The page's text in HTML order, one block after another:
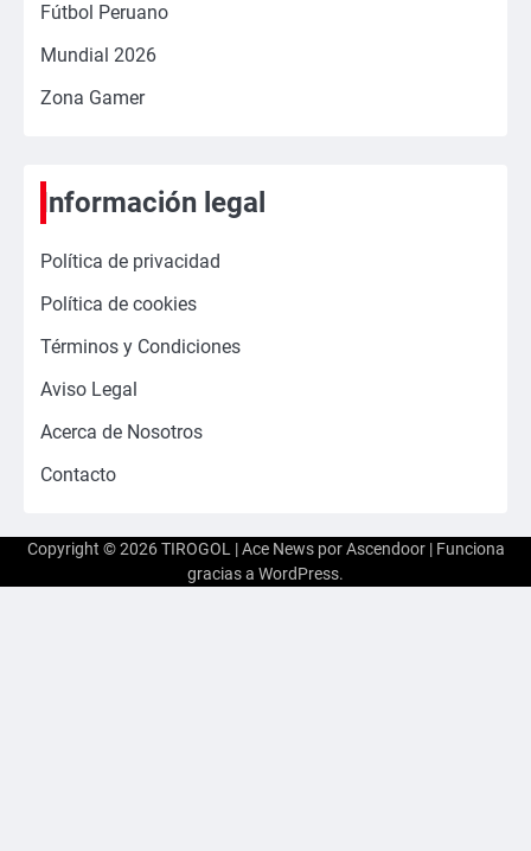
Fútbol Peruano
Mundial 2026
Zona Gamer
Información legal
Política de privacidad
Política de cookies
Términos y Condiciones
Aviso Legal
Acerca de Nosotros
Contacto
Copyright © 2026TIROGOL | Ace News porAscendoor| Funciona
gracias a WordPress.